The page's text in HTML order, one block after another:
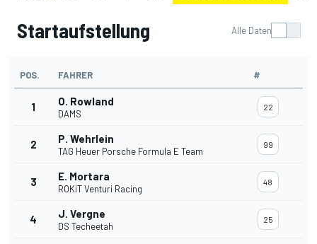
Startaufstellung Alle Daten
POS. FAHRER #
1 O. Rowland
DAMS
22
2 P. Wehrlein
TAG Heuer Porsche Formula E Team
99
3 E. Mortara
ROKiT Venturi Racing
48
4 J. Vergne
DS Techeetah
25